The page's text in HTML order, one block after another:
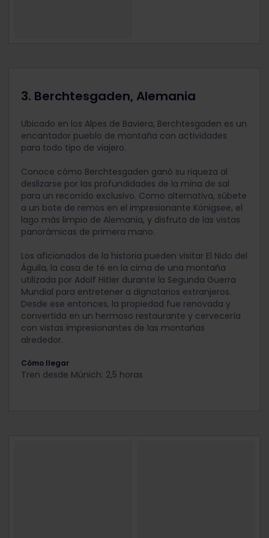
3. Berchtesgaden, Alemania
Ubicado en los Alpes de Baviera, Berchtesgaden es un
encantador pueblo de montaña con actividades
para todo tipo de viajero.
Conoce cómo Berchtesgaden ganó su riqueza al
deslizarse por las profundidades de la mina de sal
para un recorrido exclusivo. Como alternativa, súbete
a un bote de remos en el impresionante Königsee, el
lago más limpio de Alemania, y disfruta de las vistas
panorámicas de primera mano.
Los aficionados de la historia pueden visitar El Nido del
Águila, la casa de té en la cima de una montaña
utilizada por Adolf Hitler durante la Segunda Guerra
Mundial para entretener a dignatarios extranjeros.
Desde ese entonces, la propiedad fue renovada y
convertida en un hermoso restaurante y cervecería
con vistas impresionantes de las montañas
alrededor.
Cómo llegar
Tren desde Múnich: 2,5 horas